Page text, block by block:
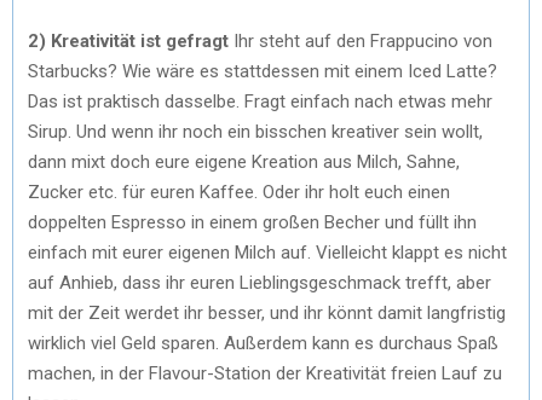
2) Kreativität ist gefragt Ihr steht auf den Frappucino von
Starbucks? Wie wäre es stattdessen mit einem Iced Latte?
Das ist praktisch dasselbe. Fragt einfach nach etwas mehr
Sirup. Und wenn ihr noch ein bisschen kreativer sein wollt,
dann mixt doch eure eigene Kreation aus Milch, Sahne,
Zucker etc. für euren Kaffee. Oder ihr holt euch einen
doppelten Espresso in einem großen Becher und füllt ihn
einfach mit eurer eigenen Milch auf. Vielleicht klappt es nicht
auf Anhieb, dass ihr euren Lieblingsgeschmack trefft, aber
mit der Zeit werdet ihr besser, und ihr könnt damit langfristig
wirklich viel Geld sparen. Außerdem kann es durchaus Spaß
machen, in der Flavour-Station der Kreativität freien Lauf zu